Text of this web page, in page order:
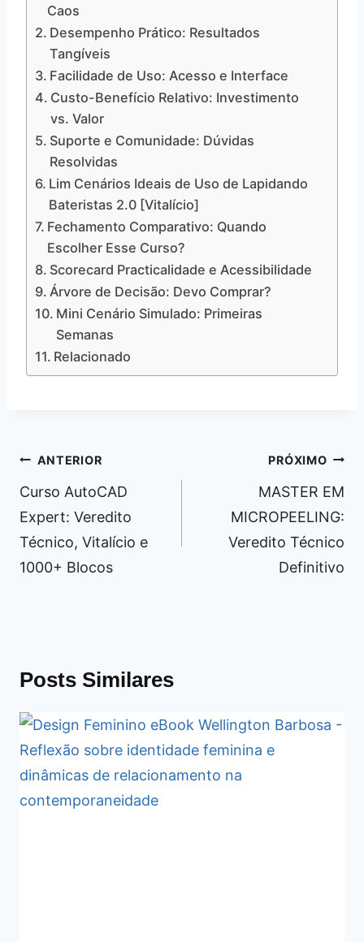
Caos
Desempenho Prático: Resultados
Tangíveis
Facilidade de Uso: Acesso e Interface
Custo-Benefício Relativo: Investimento
vs. Valor
Suporte e Comunidade: Dúvidas
Resolvidas
Lim Cenários Ideais de Uso de Lapidando
Bateristas 2.0 [Vitalício]
Fechamento Comparativo: Quando
Escolher Esse Curso?
Scorecard Practicalidade e Acessibilidade
Árvore de Decisão: Devo Comprar?
Mini Cenário Simulado: Primeiras
Semanas
Relacionado
Navegação
de
Post
ANTERIOR
Curso AutoCAD
Expert: Veredito
Técnico, Vitalício e
1000+ Blocos
PRÓXIMO
MASTER EM
MICROPEELING:
Veredito Técnico
Definitivo
Posts Similares